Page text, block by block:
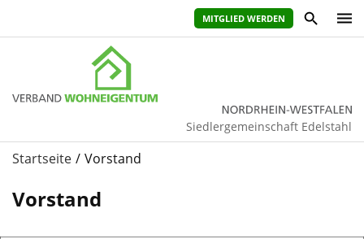
MITGLIED WERDEN
Siedlergemeinschaft Edelstahl
Startseite Vorstand
Vorstand